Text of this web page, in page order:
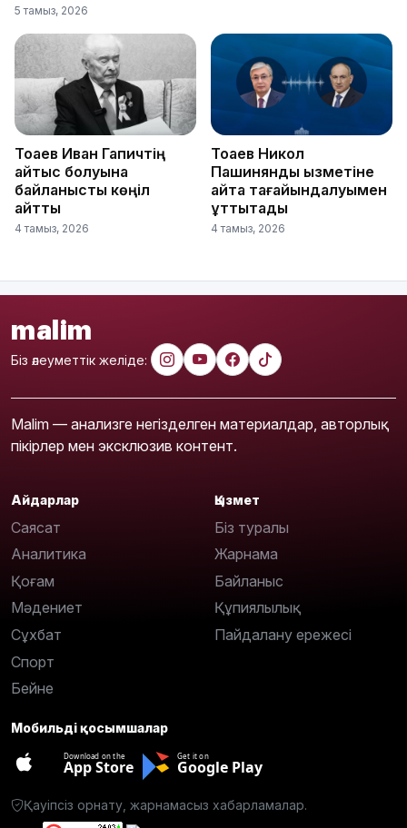
5 тамыз, 2026
Тоқаев Иван Гапичтің
қайтыс болуына
байланысты көңіл
айтты
4 тамыз, 2026
Тоқаев Никол
Пашинянды қызметіне
қайта тағайындалуымен
құттықтады
4 тамыз, 2026
malim
Біз әлеуметтік желіде:
Malim — анализге негізделген материалдар, авторлық
пікірлер мен эксклюзив контент.
Айдарлар
Саясат
Аналитика
Қоғам
Мәдениет
Сұхбат
Спорт
Бейне
Қызмет
Біз туралы
Жарнама
Байланыс
Құпиялылық
Пайдалану ережесі
Мобильді қосымшалар
Download on the
App Store
Get it on
Google Play
Қауіпсіз орнату, жарнамасыз хабарламалар.